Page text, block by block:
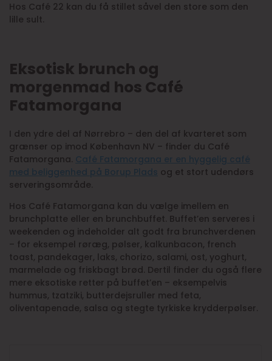
Hos Café 22 kan du få stillet såvel den store som den
lille sult.
Eksotisk brunch og
morgenmad hos Café
Fatamorgana
I den ydre del af Nørrebro – den del af kvarteret som
grænser op imod København NV – finder du Café
Fatamorgana. Café Fatamorgana er en hyggelig café
med beliggenhed på Borup Plads og et stort udendørs
serveringsområde.
Hos Café Fatamorgana kan du vælge imellem en
brunchplatte eller en brunchbuffet. Buffet’en serveres i
weekenden og indeholder alt godt fra brunchverdenen
– for eksempel røræg, pølser, kalkunbacon, french
toast, pandekager, laks, chorizo, salami, ost, yoghurt,
marmelade og friskbagt brød. Dertil finder du også flere
mere eksotiske retter på buffet’en – eksempelvis
hummus, tzatziki, butterdejsruller med feta,
oliventapenade, salsa og stegte tyrkiske krydderpølser.